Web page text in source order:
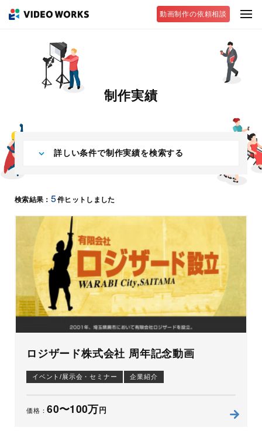
動画制作の依頼相談
制作実績
詳しい条件で制作実績を検索する
検索結果： 5件ヒットしました
ロジザード株式会社 周年記念動画
イベント/展示会・セミナー 企業紹介
価格：60〜100万円